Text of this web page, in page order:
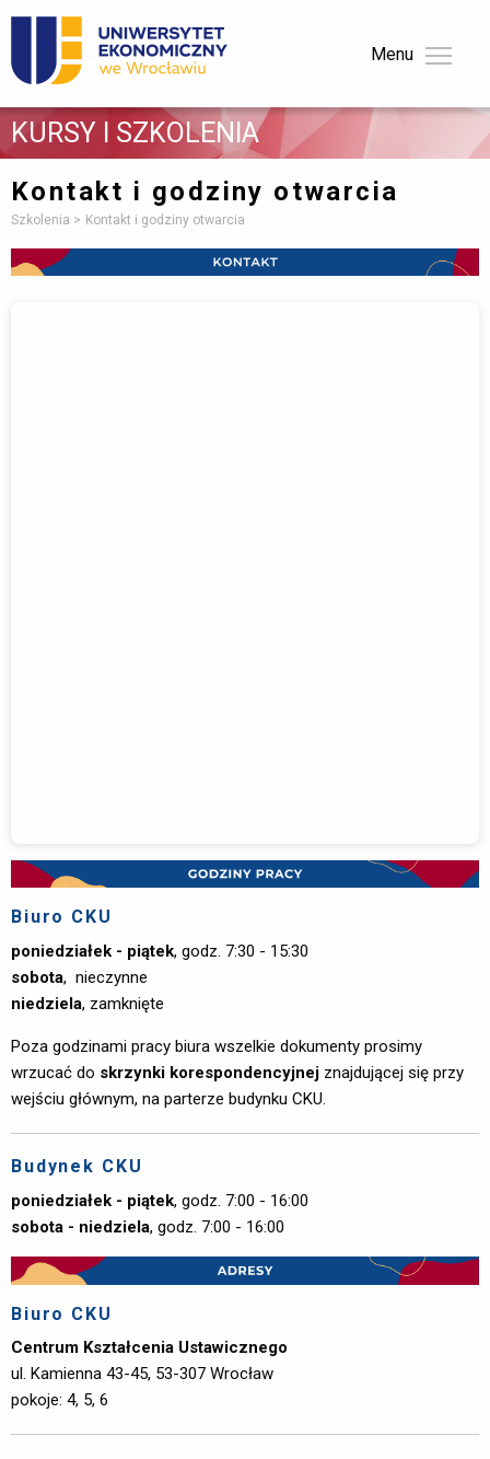
Menu
KURSY I SZKOLENIA
Kontakt i godziny otwarcia
Szkolenia Kontakt i godziny otwarcia
Biuro CKU
poniedziałek - piątek, godz. 7:30 - 15:30
sobota, nieczynne
niedziela, zamknięte
Poza godzinami pracy biura wszelkie dokumenty prosimy
wrzucać do skrzynki korespondencyjnej znajdującej się przy
wejściu głównym, na parterze budynku CKU.
Budynek CKU
poniedziałek - piątek, godz. 7:00 - 16:00
sobota - niedziela, godz. 7:00 - 16:00
Biuro CKU
Centrum Kształcenia Ustawicznego
ul. Kamienna 43-45, 53-307 Wrocław
pokoje: 4, 5, 6